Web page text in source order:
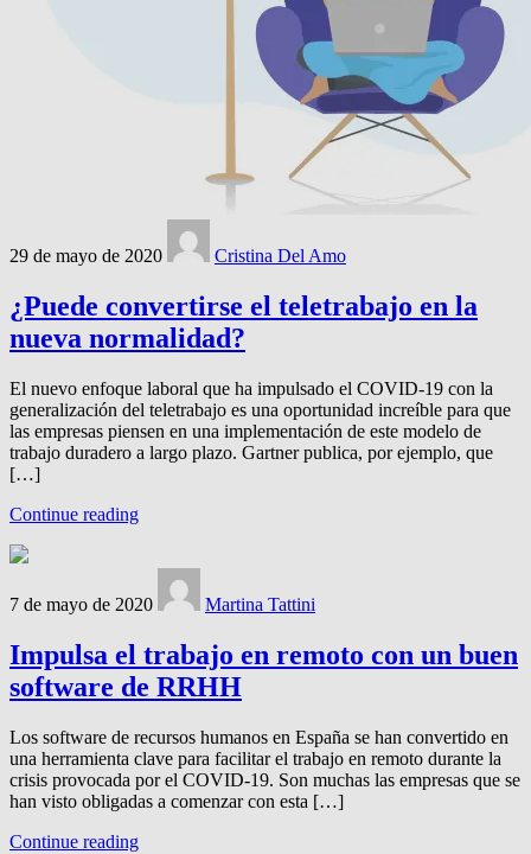
29 de mayo de 2020 Cristina Del Amo
¿Puede convertirse el teletrabajo en la
nueva normalidad?
El nuevo enfoque laboral que ha impulsado el COVID-19 con la
generalización del teletrabajo es una oportunidad increíble para que
las empresas piensen en una implementación de este modelo de
trabajo duradero a largo plazo. Gartner publica, por ejemplo, que
[…]
Continue reading
7 de mayo de 2020 Martina Tattini
Impulsa el trabajo en remoto con un buen
software de RRHH
Los software de recursos humanos en España se han convertido en
una herramienta clave para facilitar el trabajo en remoto durante la
crisis provocada por el COVID-19. Son muchas las empresas que se
han visto obligadas a comenzar con esta […]
Continue reading